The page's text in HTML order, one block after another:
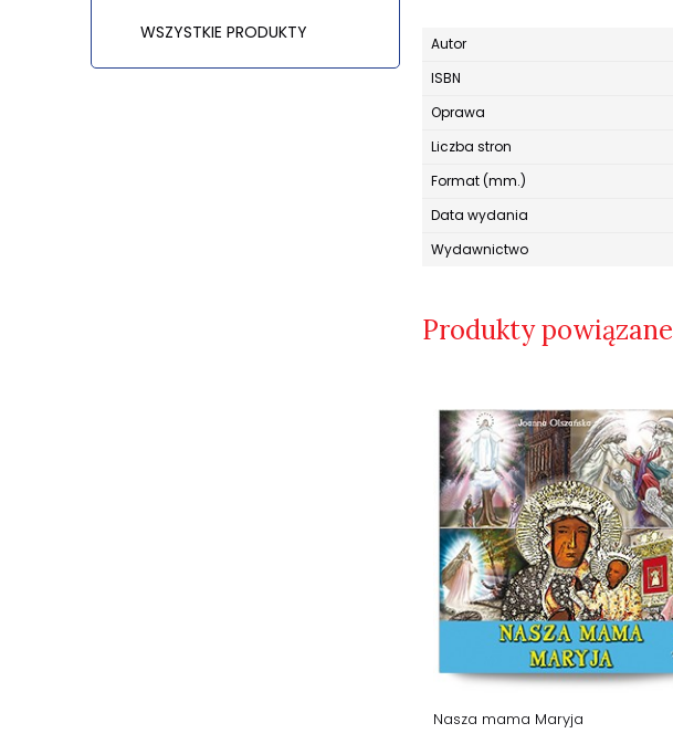
WSZYSTKIE PRODUKTY
Autor
ISBN
Oprawa
Liczba stron
Format (mm.)
Data wydania
Wydawnictwo
Produkty powiązane
Nasza mama Maryja